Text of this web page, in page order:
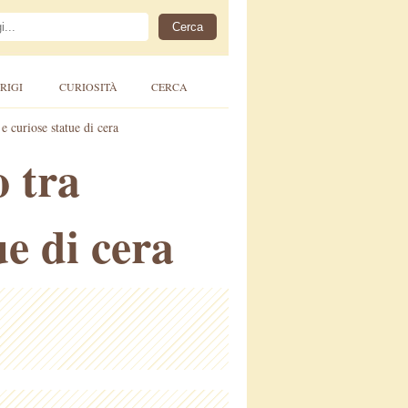
CURIOSITÀ CERCA
statue di cera
tra
di cera